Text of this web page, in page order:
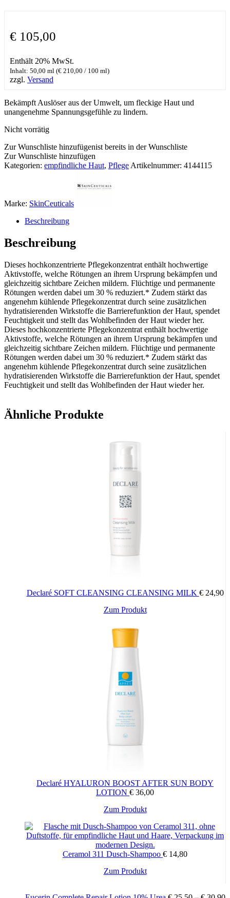
€ 105,00
Enthält 20% MwSt.
Inhalt: 50,00 ml (€ 210,00 / 100 ml)
zzgl. Versand
Bekämpft Auslöser aus der Umwelt, um fleckige Haut und
unangenehme Spannungsgefühle zu lindern.
Nicht vorrätig
Zur Wunschliste hinzufügenist bereits in der Wunschliste
Zur Wunschliste hinzufügen
Kategorien: empfindliche Haut, Pflege Artikelnummer: 4144115
Marke: SkinCeuticals
Beschreibung
Beschreibung
Dieses hochkonzentrierte Pflegekonzentrat enthält hochwertige
Aktivstoffe, welche Rötungen an ihrem Ursprung bekämpfen und
gleichzeitig sichtbare Zeichen mildern. Flüchtige und permanente
Rötungen werden dabei um 30 % reduziert.* Zudem stärkt das
angenehm kühlende Pflegekonzentrat durch seine zusätzlichen
hydratisierenden Wirkstoffe die Barrierefunktion der Haut, spendet
Feuchtigkeit und stellt das Wohlbefinden der Haut wieder her.
Dieses hochkonzentrierte Pflegekonzentrat enthält hochwertige
Aktivstoffe, welche Rötungen an ihrem Ursprung bekämpfen und
gleichzeitig sichtbare Zeichen mildern. Flüchtige und permanente
Rötungen werden dabei um 30 % reduziert.* Zudem stärkt das
angenehm kühlende Pflegekonzentrat durch seine zusätzlichen
hydratisierenden Wirkstoffe die Barrierefunktion der Haut, spendet
Feuchtigkeit und stellt das Wohlbefinden der Haut wieder her.
Ähnliche Produkte
Declaré SOFT CLEANSING CLEANSING MILK €24,90
Zum Produkt
Declaré HYALURON BOOST AFTER SUN BODY
LOTION € 36,00
Zum Produkt
Ceramol 311 Dusch-Shampoo € 14,80
Zum Produkt